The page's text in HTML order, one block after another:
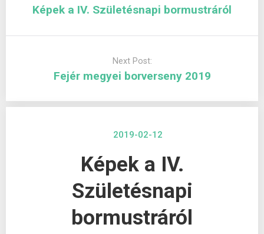
Képek a IV. Születésnapi bormustráról
Next Post:
Fejér megyei borverseny 2019
2019-02-12
Képek a IV.
Születésnapi
bormustráról